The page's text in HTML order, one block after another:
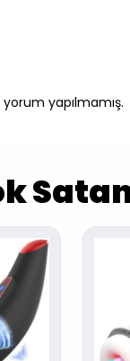
yapılmamış.